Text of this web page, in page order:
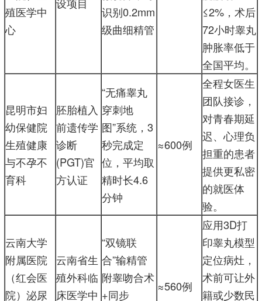
殖医学中
心
设项目
识别0.2mm
级曲细精管
≤2%，术后
72小时睾丸
肿胀率低于
全国平均。
昆明市妇
幼保健院
生殖健康
与不孕不
育科
胚胎植入
前遗传学
诊断
(PGT)官
方认证
“无痛睾丸
穿刺地
图”系统，3
秒完成定
位，平均取
精时长4.6
分钟
≈600例
全程女医生
团队接诊，
对青春期延
迟、心理负
担重的患者
提供更私密
的就医体
验。
云南大学
附属医院
（红会医
院）泌尿
云南省生
殖外科临
床医学中
“双镜联
合”输精管
附睾吻合术
+同步
≈560例
应用3D打
印睾丸模型
定位病灶，
术前可让外
籍或少数民